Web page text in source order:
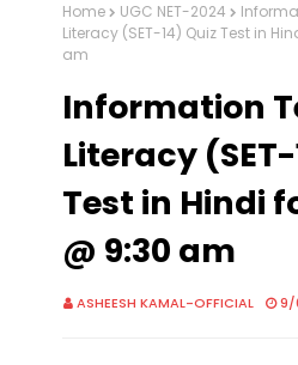
Home UGC NET-2024
Literacy (SET-14) Quiz Test in
am
Information
Literacy
Test in Hindi
@ 9:30 am
ASHEESH KAMAL-OFFICIAL 9/